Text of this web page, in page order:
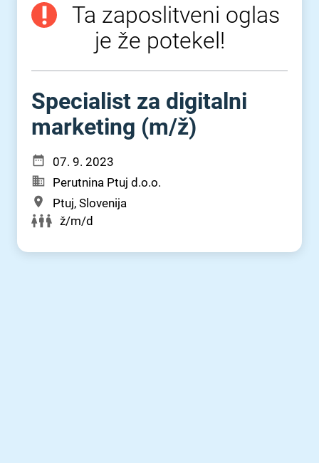
Ta zaposlitveni oglas
je že potekel!
Specialist za digitalni
marketing (m⁠/⁠ž)
07. 9. 2023
Perutnina Ptuj d.o.o.
Ptuj, Slovenija
ž/m/d